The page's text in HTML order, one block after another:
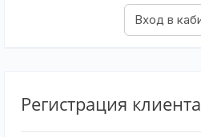
Регистрация клиента